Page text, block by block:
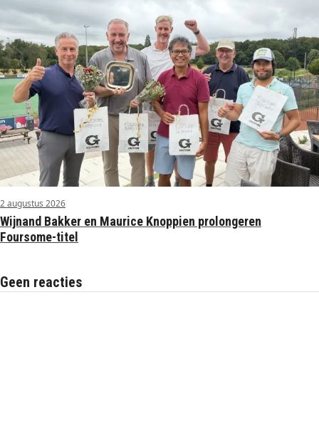
2 augustus 2026
Wijnand Bakker en Maurice Knoppien prolongeren
Foursome-titel
Geen reacties